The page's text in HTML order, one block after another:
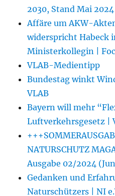
2030, Stand Mai 2024
Affäre um AKW-
widerspricht Habeck
Ministerkollegin |
VLAB-Medientipp
Bundestag winkt
VLAB
Bayern will mehr
Luftverkehrsgesetz |
NATURSCHUTZ
Ausgabe 02/2024
Gedanken und
Naturschützers | NI